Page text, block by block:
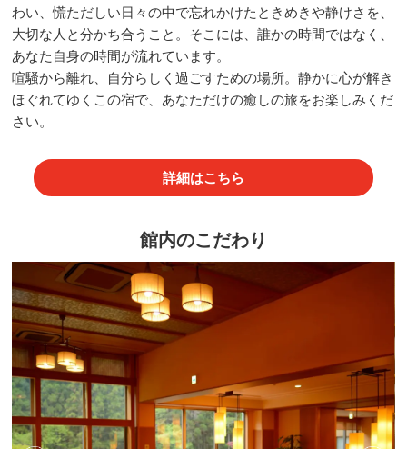
わい、慌ただしい日々の中で忘れかけたときめきや静けさを、
大切な人と分かち合うこと。そこには、誰かの時間ではなく、
あなた自身の時間が流れています。
喧騒から離れ、自分らしく過ごすための場所。静かに心が解き
ほぐれてゆくこの宿で、あなただけの癒しの旅をお楽しみくだ
さい。
詳細はこちら
館内のこだわり